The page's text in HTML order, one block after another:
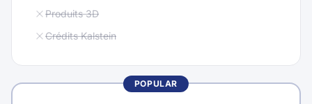
Produits 3D
Crédits Kalstein
POPULAR